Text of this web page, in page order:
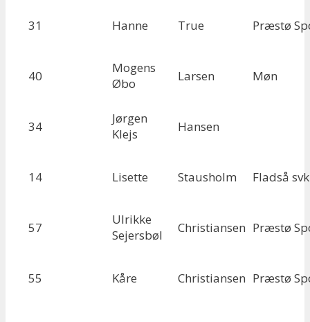
31 Hanne True Præstø
40
Mogens
Øbo
Larsen Møn
34
Jørgen
Klejs
Hansen
14 Lisette Stausholm Fladså
57
Ulrikke
Sejersbøl
Christiansen Præstø
55 Kåre Christiansen Præstø